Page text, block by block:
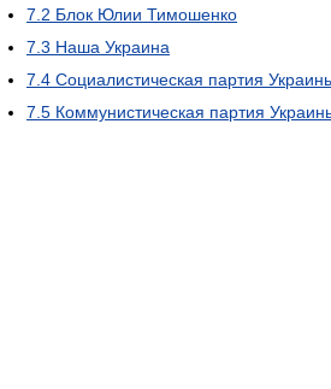
7.2 Блок Юлии Тимошенко
7.3 Наша Украина
7.4 Социалистическая партия
7.5 Коммунистическая партия